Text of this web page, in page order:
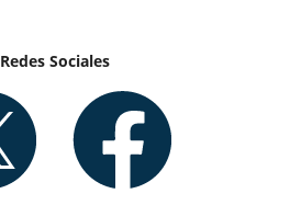
Redes Sociales